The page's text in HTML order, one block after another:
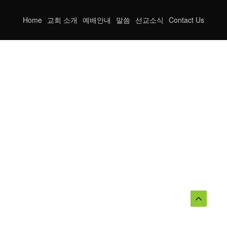
Home 교회 소개 예배안내 말씀 선교소식 Contact Us